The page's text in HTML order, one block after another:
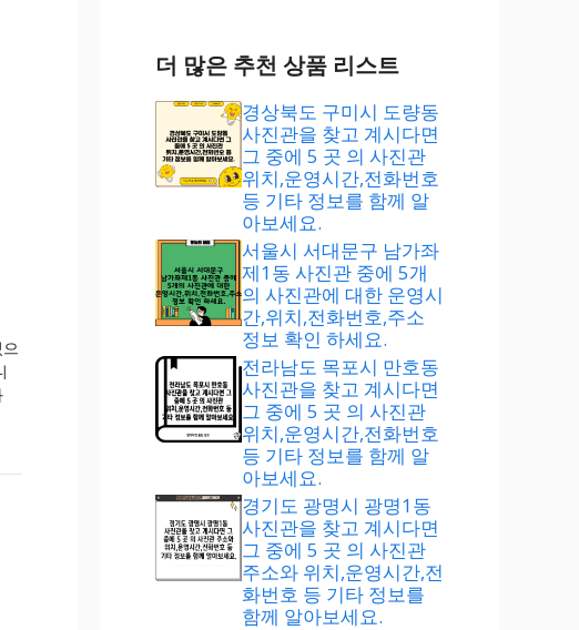
더 많은 추천 상품 리스트
경상북도 구미시 도량동
사진관을 찾고 계시다면
그 중에 5 곳 의 사진관
위치,운영시간,전화번호
등 기타 정보를 함께 알
아보세요.
서울시 서대문구 남가좌
제1동 사진관 중에 5개
의 사진관에 대한 운영시
간,위치,전화번호,주소
정보 확인 하세요.
전라남도 목포시 만호동
사진관을 찾고 계시다면
그 중에 5 곳 의 사진관
위치,운영시간,전화번호
등 기타 정보를 함께 알
아보세요.
경기도 광명시 광명1동
사진관을 찾고 계시다면
그 중에 5 곳 의 사진관
주소와 위치,운영시간,전
화번호 등 기타 정보를
함께 알아보세요.